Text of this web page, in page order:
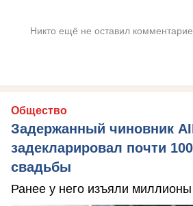
Никто ещё не оставил
Общество
Задержанный чиновник
задекларировал почти
свадьбы
Ранее у него изъяли